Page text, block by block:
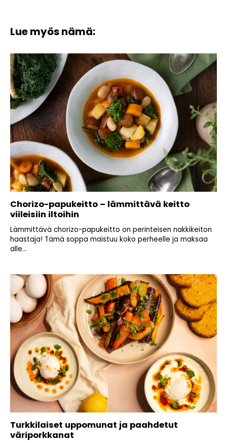
Lue myös nämä:
Chorizo-papukeitto – lämmittävä keitto
viileisiin iltoihin
Lämmittävä chorizo-papukeitto on perinteisen nakkikeiton
haastaja! Tämä soppa maistuu koko perheelle ja maksaa
alle...
Turkkilaiset uppomunat ja paahdetut
väriporkkanat